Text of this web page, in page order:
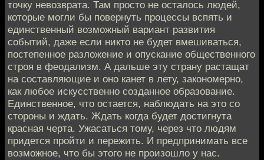
точку невозврата. Там просто не осталось людей,
которые могли бы повернуть процессы вспять и
единственный возможный вариант развития
событий, даже если никто не будет вмешиваться,
постепенное разложение и опускание общественного
строя в феодализм. А дальше эту страну растащат
на составляющие и оно канет в лету, закономерно,
как любое искусственно созданное образование.
Единственное, что остается, наблюдать на это со
стороны и ждать. Ждать когда будет достигнута
красная черта. Ужасаться тому, через что людям
придется пройти и пережить. И предпринимать все
возможное, что бы этого не произошло у нас.